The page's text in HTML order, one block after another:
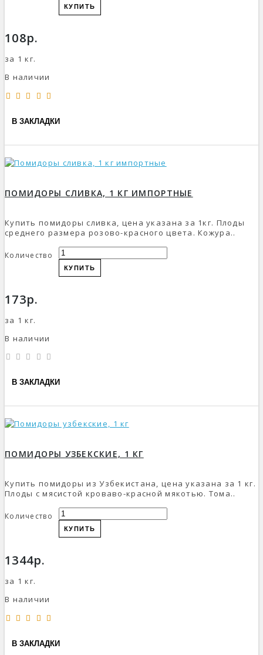
КУПИТЬ
108р.
за 1 кг.
В наличии
В ЗАКЛАДКИ
ПОМИДОРЫ СЛИВКА, 1 КГ ИМПОРТНЫЕ
Купить помидоры сливка, цена указана за 1кг. Плоды
среднего размера розово-красного цвета. Кожура..
Количество
КУПИТЬ
173р.
за 1 кг.
В наличии
В ЗАКЛАДКИ
ПОМИДОРЫ УЗБЕКСКИЕ, 1 КГ
Купить помидоры из Узбекистана, цена указана за 1 кг.
Плоды с мясистой кроваво-красной мякотью. Тома..
Количество
КУПИТЬ
1344р.
за 1 кг.
В наличии
В ЗАКЛАДКИ